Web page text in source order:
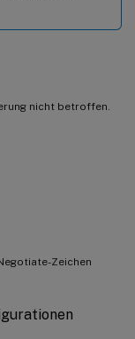
nicht betroffen.
Zeichen